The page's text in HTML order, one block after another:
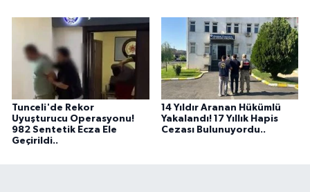
Tunceli'de Rekor
Uyuşturucu Operasyonu!
982 Sentetik Ecza Ele
Geçirildi..
14 Yıldır Aranan Hükümlü
Yakalandı! 17 Yıllık Hapis
Cezası Bulunuyordu..